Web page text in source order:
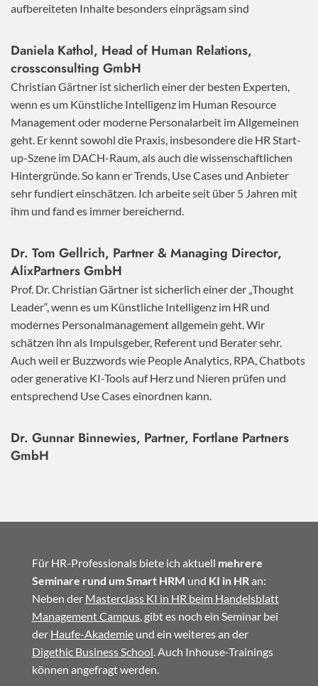
aufbereiteten Inhalte besonders einprägsam sind
Daniela Kathol, Head of Human Relations,
crossconsulting GmbH
Christian Gärtner ist sicherlich einer der besten Experten,
wenn es um Künstliche Intelligenz im Human Resource
Management oder moderne Personalarbeit im Allgemeinen
geht. Er kennt sowohl die Praxis, insbesondere die HR Start-
up-Szene im DACH-Raum, als auch die wissenschaftlichen
Hintergründe. So kann er Trends, Use Cases und Anbieter
sehr fundiert einschätzen. Ich arbeite seit über 5 Jahren mit
ihm und fand es immer bereichernd.
Dr. Tom Gellrich, Partner & Managing Director,
AlixPartners GmbH
Prof. Dr. Christian Gärtner ist sicherlich einer der „Thought
Leader“, wenn es um Künstliche Intelligenz im HR und
modernes Personalmanagement allgemein geht. Wir
schätzen ihn als Impulsgeber, Referent und Berater sehr.
Auch weil er Buzzwords wie People Analytics, RPA, Chatbots
oder generative KI-Tools auf Herz und Nieren prüfen und
entsprechend Use Cases einordnen kann.
Dr. Gunnar Binnewies, Partner, Fortlane Partners
GmbH
Für HR-Professionals biete ich aktuell mehrere
Seminare rund um Smart HRM und KI in HR an:
Neben der Masterclass KI in HR beim Handelsblatt
Management Campus, gibt es noch ein Seminar bei
der Haufe-Akademieund ein weiteres an der
Digethic Business School . Auch Inhouse-Trainings
können angefragt werden.